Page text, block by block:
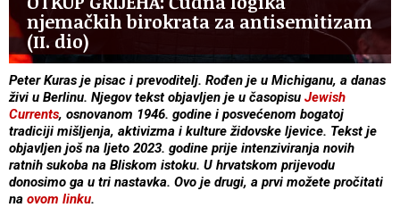
njemačkih birokrata za antisemitizam
(II. dio)
Peter Kuras je pisac i prevoditelj. Rođen je u Michiganu, a danas
živi u Berlinu. Njegov tekst objavljen je u časopisu Jewish
Currents, osnovanom 1946. godine i posvećenom bogatoj
tradiciji mišljenja, aktivizma i kulture židovske ljevice. Tekst je
objavljen još na ljeto 2023. godine prije intenziviranja novih
ratnih sukoba na Bliskom istoku. U hrvatskom prijevodu
donosimo ga u tri nastavka. Ovo je drugi, a prvi možete pročitati
na ovom linku.